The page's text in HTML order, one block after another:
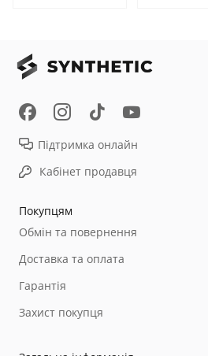
Покупцям
Обмін та повернення
Доставка та оплата
Гарантія
Захист покупця
Підтримка онлайн
Кабінет продавця